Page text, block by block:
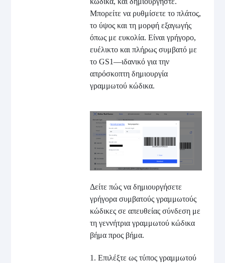
Μπορείτε να ρυθμίσετε το πλάτος,
το ύψος και τη μορφή εξαγωγής
όπως με ευκολία. Είναι γρήγορο,
ευέλικτο και πλήρως συμβατό με
το GS1—ιδανικό για την
απρόσκοπτη δημιουργία
γραμμωτού κώδικα.
Δείτε πώς να δημιουργήσετε
γρήγορα συμβατούς γραμμωτούς
κώδικες σε απευθείας σύνδεση με
τη γεννήτρια γραμμωτού κώδικα
βήμα προς βήμα.
1. Επιλέξτε ως τύπος γραμμωτού